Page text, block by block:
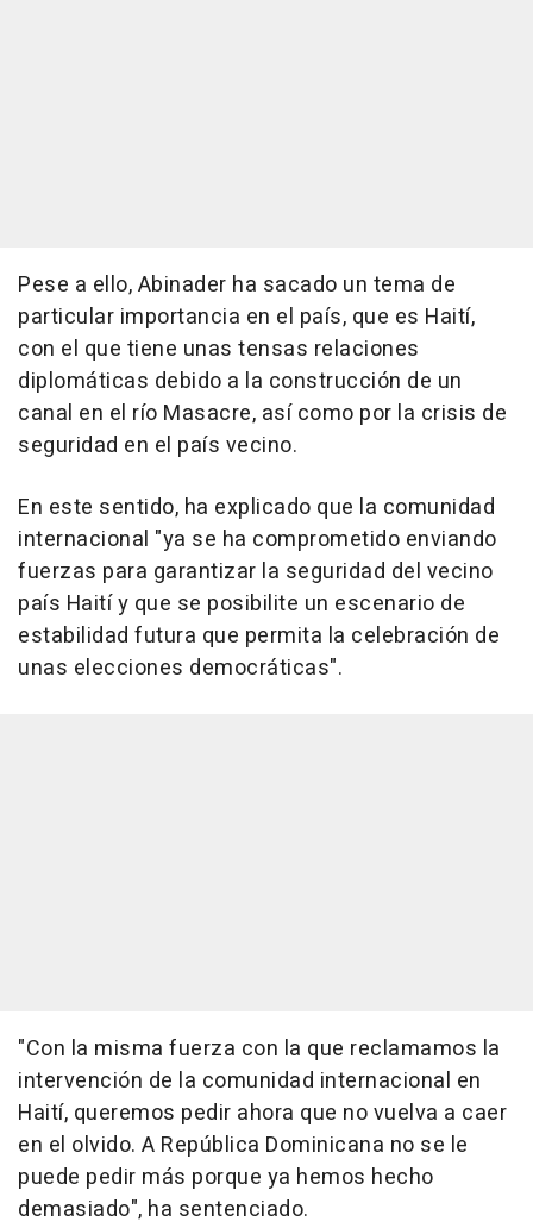
Pese a ello, Abinader ha sacado un tema de
particular importancia en el país, que es Haití,
con el que tiene unas tensas relaciones
diplomáticas debido a la construcción de un
canal en el río Masacre, así como por la crisis de
seguridad en el país vecino.
En este sentido, ha explicado que la comunidad
internacional "ya se ha comprometido enviando
fuerzas para garantizar la seguridad del vecino
país Haití y que se posibilite un escenario de
estabilidad futura que permita la celebración de
unas elecciones democráticas".
"Con la misma fuerza con la que reclamamos la
intervención de la comunidad internacional en
Haití, queremos pedir ahora que no vuelva a caer
en el olvido. A República Dominicana no se le
puede pedir más porque ya hemos hecho
demasiado", ha sentenciado.